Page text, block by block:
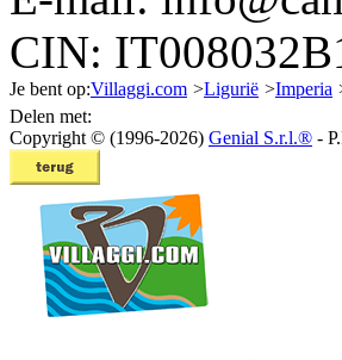
CIN:
Je bent op:Villaggi.com >Ligurië >Imperia
Delen met:
Copyright © (1996-2026) Genial S.r.l.® -